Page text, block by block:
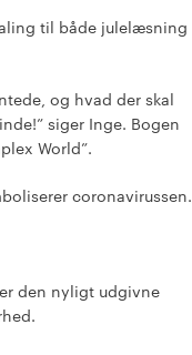
til både julelæsning
og hvad der skal
siger Inge. Bogen
World”.
coronavirussen.
den nyligt udgivne